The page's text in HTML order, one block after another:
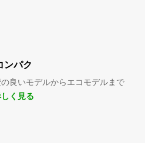
ンパク
良いモデルからエコモデルまで
く見る